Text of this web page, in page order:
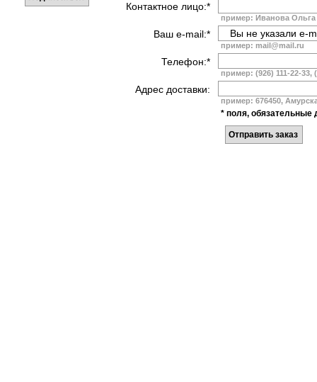
Контактное лицо:*
пример: Иванова Ольга
Ваш e-mail:*
пример: mail@mail.ru
Телефон:*
пример: (926) 111-22-33,
Адрес доставки:
пример: 676450,
* поля, обязательные